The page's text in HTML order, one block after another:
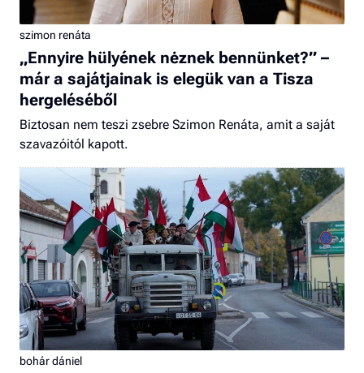
szimon renáta
„Ennyire hülyének nėznek bennünket?” –
már a sajátjainak is elegük van a Tisza
hergeléséből
Biztosan nem teszi zsebre Szimon Renáta, amit a saját
szavazóitól kapott.
bohár dániel